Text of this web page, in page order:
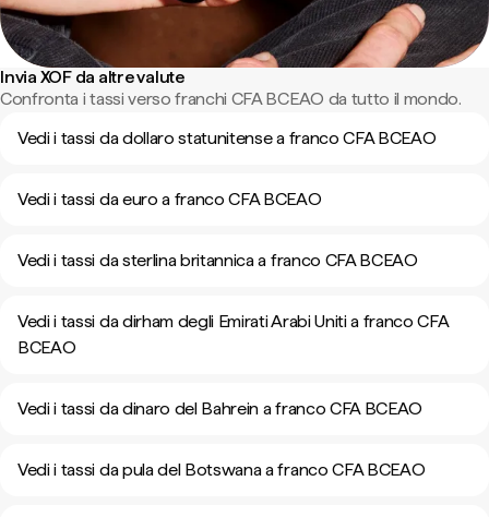
Invia XOF da altre valute
Confronta i tassi verso franchi CFA BCEAO da tutto il mondo.
Vedi i tassi da dollaro statunitense a franco CFA BCEAO
Vedi i tassi da euro a franco CFA BCEAO
Vedi i tassi da sterlina britannica a franco CFA BCEAO
Vedi i tassi da dirham degli Emirati Arabi Uniti a franco CFA
BCEAO
Vedi i tassi da dinaro del Bahrein a franco CFA BCEAO
Vedi i tassi da pula del Botswana a franco CFA BCEAO